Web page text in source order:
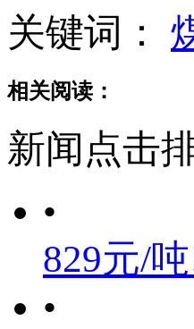
关键词：
相关阅读：
新闻点击
•
829元/
•